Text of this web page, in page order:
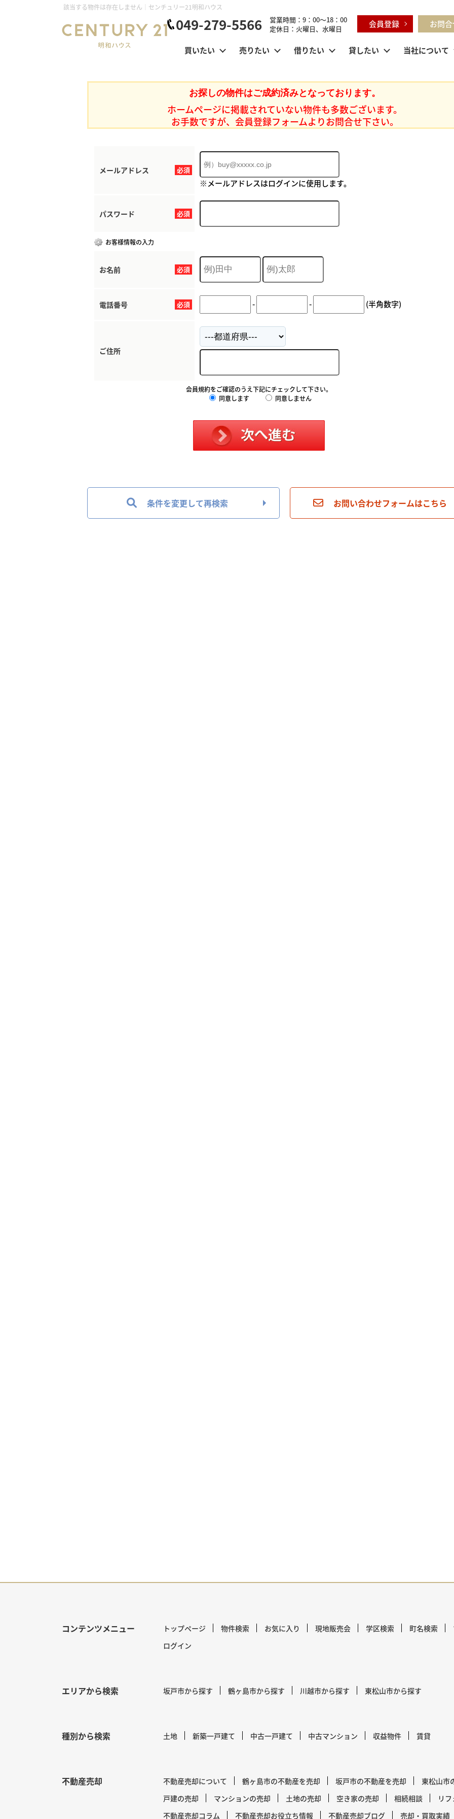
該当する物件は存在しません｜センチュリー21明和ハウス
049-279-5566
営業時間：9：00～18：00
定休日：火曜日、水曜日
会員登録 お問
買いたい 売りたい 借りたい 貸したい 当社について
お探しの物件はご成約済みとなっております。
ホームページに掲載されていない物件も多数ございます。
お手数ですが、会員登録フォームよりお問合せ下さい。
必須
メールアドレス
※メールアドレスはログインに使用します。
必須
パスワード
お客様情報の入力
必須
お名前
必須
電話番号 - - (半角数字)
ご住所
会員規約をご確認のうえ下記にチェックして下さい。
同意します
同意しません
条件を変更して再検索 お問い合わせフォームはこちら
コンテンツメニュー トップページ 物件検索 お気に入り 現地販売会 学区検索 町名検索
ログイン
エリアから検索 坂戸市から探す 鶴ヶ島市から探す 川越市から探す 東松山市から探す
種別から検索 土地 新築一戸建て 中古一戸建て 中古マンション 収益物件 賃貸
不動産売却 不動産売却について 鶴ヶ島市の不動産を売却 坂戸市の不動産を売却
東松山市
戸建の売却
マンションの売却 土地の売却 空き家の売却 相続相談
リ
不動産売却コラム
不動産売却お役立ち情報 不動産売却ブログ 売却・買取実績